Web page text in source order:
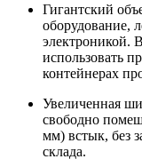
Гигантский
оборудование,
электроникой.
использовать
контейнерах
Увеличенная
свободно
мм) встык, без
склада.